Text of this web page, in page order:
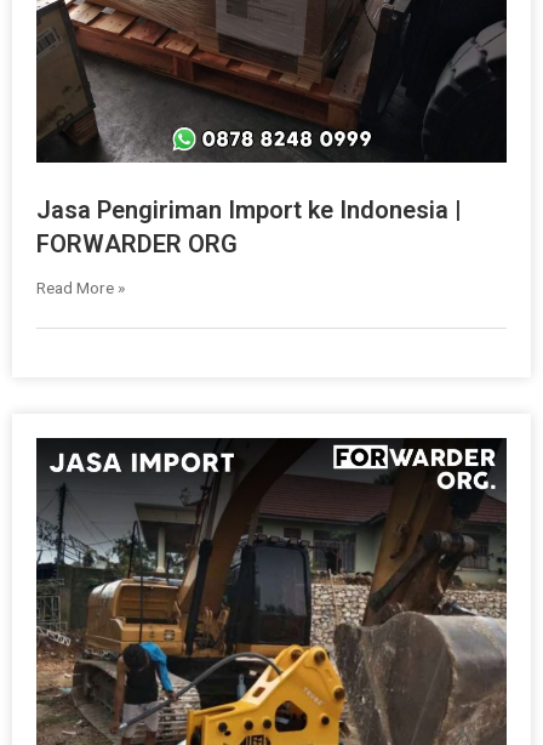
Jasa Pengiriman Import ke Indonesia |
FORWARDER ORG
Read More »